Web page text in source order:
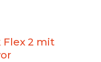
Flex 2 mit